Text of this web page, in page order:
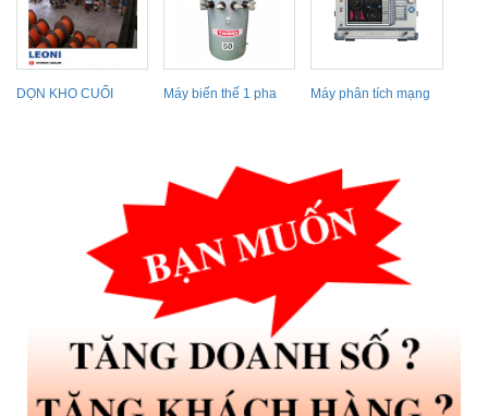
CONTROL...
DỌN KHO CUỐI
Máy biến thế 1 pha
Máy phân tích mạng